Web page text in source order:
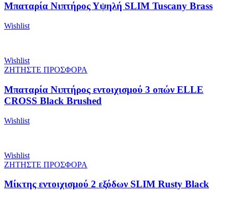
Μπαταρία Νιπτήρος Υψηλή SLIM Tuscany Brass
Wishlist
Wishlist
ΖΗΤΗΣΤΕ ΠΡΟΣΦΟΡΑ
Μπαταρία Νιπτήρος εντοιχισμού 3 οπών ELLE
CROSS Black Brushed
Wishlist
Wishlist
ΖΗΤΗΣΤΕ ΠΡΟΣΦΟΡΑ
Μίκτης εντοιχισμού 2 εξόδων SLIM Rusty Black